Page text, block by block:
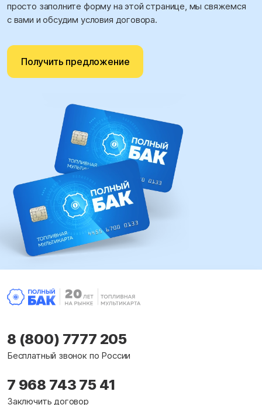
просто заполните форму на этой странице, мы свяжемся
с вами и обсудим условия договора.
Получить предложение
8 (800) 7777 205
Бесплатный звонок по России
7 968 743 75 41
Заключить договор